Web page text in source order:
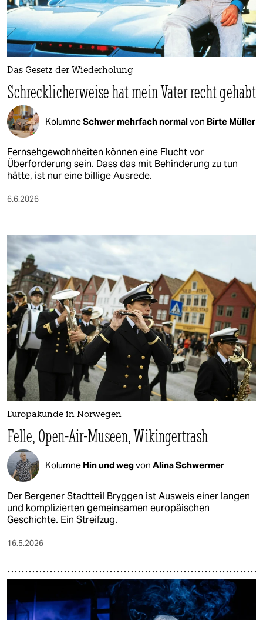
nord
wahrheit
verlag
veranstaltungen
shop
fragen & hilfe
unterstützen
genossenschaft
epaper login
Das Gesetz der Wiederholung
Schrecklicherweise hat mein Vater recht gehabt
KolumneSchwer mehrfach normalvon Birte Müller
Fernsehgewohnheiten können eine Flucht vor
Überforderung sein. Dass das mit Behinderung zu tun
hätte, ist nur eine billige Ausrede.
6.6.2026
Europakunde in Norwegen
Felle, Open-Air-Museen, Wikingertrash
Kolumne Hin und wegvon Alina Schwermer
Der Bergener Stadtteil Bryggen ist Ausweis einer langen
und komplizierten gemeinsamen europäischen
Geschichte. Ein Streifzug.
16.5.2026